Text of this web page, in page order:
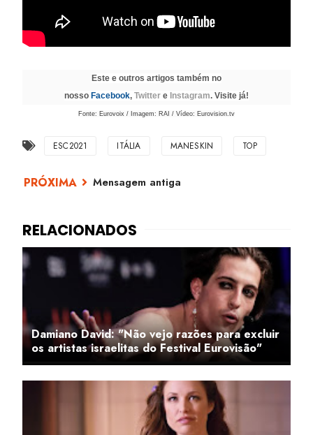
Este e outros artigos também no
nosso Facebook, Twitter e Instagram. Visite já!
Fonte: Eurovoix / Imagem: RAI / Vídeo: Eurovision.tv
ESC2021 ITÁLIA MANESKIN TOP
Mensagem antiga
Damiano David: "Não vejo razões para excluir
os artistas israelitas do Festival Eurovisão"